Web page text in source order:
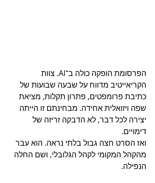
הפרסומת הופקה כולה ב־AI. צוות
הקריאייטיב מדווח על שבעה שבועות של
כתיבת פרומפטים, פתרון תקלות, מציאת
שפה ויזואלית אחידה. מבחינתם זו הייתה
יצירה לכל דבר, לא הדבקה זריזה של
דימויים.
ואז הסרט חצה גבול בלתי נראה. הוא עבר
מהקהל המקומי לקהל הגלובלי, ושם החלה
הנפילה.